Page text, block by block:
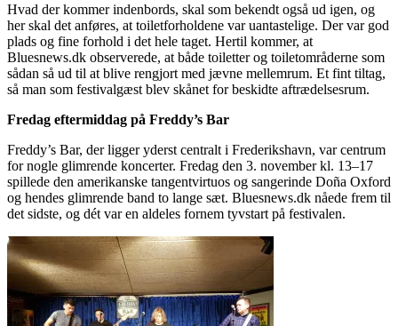
Hvad der kommer indenbords, skal som bekendt også ud igen, og
her skal det anføres, at toiletforholdene var uantastelige. Der var god
plads og fine forhold i det hele taget. Hertil kommer, at
Bluesnews.dk observerede, at både toiletter og toiletområderne som
sådan så ud til at blive rengjort med jævne mellemrum. Et fint tiltag,
så man som festivalgæst blev skånet for beskidte aftrædelsesrum.
Fredag eftermiddag på Freddy’s Bar
Freddy’s Bar, der ligger yderst centralt i Frederikshavn, var centrum
for nogle glimrende koncerter. Fredag den 3. november kl. 13–17
spillede den amerikanske tangentvirtuos og sangerinde Doña Oxford
og hendes glimrende band to lange sæt. Bluesnews.dk nåede frem til
det sidste, og dét var en aldeles fornem tyvstart på festivalen.